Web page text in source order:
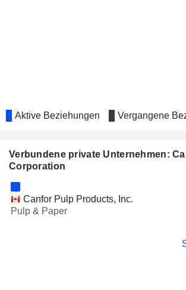
Aktive Beziehungen Vergangene
Verbundene private Unternehmen:
Corporation
Canfor Pulp Products, Inc.
Pulp & Paper